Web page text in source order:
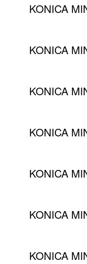
KONICA
KONICA
KONICA
KONICA
KONICA
KONICA
KONICA